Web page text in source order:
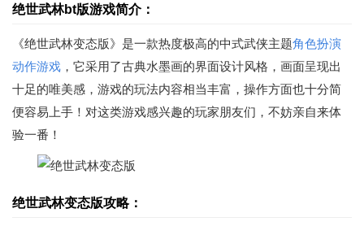
绝世武林bt版游戏简介：
《绝世武林变态版》是一款热度极高的中式武侠主题角色扮演
动作游戏 ，它采用了古典水墨画的界面设计风格，画面呈现出
十足的唯美感，游戏的玩法内容相当丰富，操作方面也十分简
便容易上手！对这类游戏感兴趣的玩家朋友们，不妨亲自来体
验一番！
绝世武林变态版攻略：